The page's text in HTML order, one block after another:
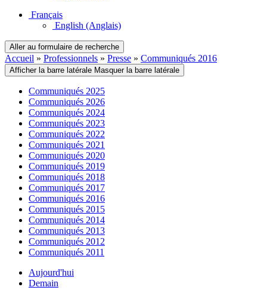
Français
English (Anglais)
Aller au formulaire de recherche
Accueil » Professionnels » Presse » Communiqués 2016
Afficher la barre latérale Masquer la barre latérale
Communiqués 2025
Communiqués 2026
Communiqués 2024
Communiqués 2023
Communiqués 2022
Communiqués 2021
Communiqués 2020
Communiqués 2019
Communiqués 2018
Communiqués 2017
Communiqués 2016
Communiqués 2015
Communiqués 2014
Communiqués 2013
Communiqués 2012
Communiqués 2011
Aujourd'hui
Demain